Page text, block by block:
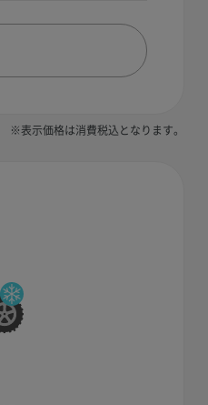
※表示価格は消費税込となります。